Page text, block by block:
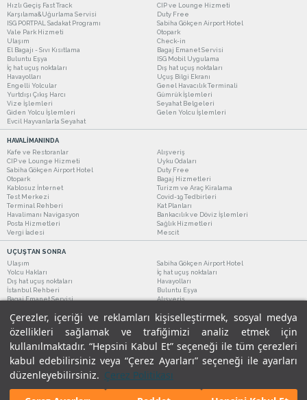
Çerezler, içeriği ve reklamları kişiselleştirmek, sosyal medya
özellikleri sağlamak ve trafiğimizi analiz etmek için
kullanılmaktadır. “Hepsini Kabul Et” seçeneği ile tüm çerezleri
kabul edebilirsiniz veya “Çerez Ayarları” seçeneği ile ayarları
düzenleyebilirsiniz. Çerez Politikası
Hızlı Geçiş Fast Track
CIP ve Lounge Hizmeti
Karşılama&Uğurlama Servisi
Duty Free
ISG PORTPAL Sadakat Programı
Sabiha Gökçen Airport Hotel
Vale Park Hizmeti
Otopark
Ulaşım
Check-in
El Bagajı - Sıvı Kısıtlama
Bagaj Emanet Servisi
Buluntu Eşya
ISG Mobil Uygulama
İç hat uçuş noktaları
Dış hat uçuş noktaları
Havayolları
Uçuş Bilgi Ekranı
Engelli Yolcular
Genel Havacılık Terminali
Yurtdışı Çıkış Harcı
Gümrük İşlemleri
Vize İşlemleri
Seyahat Belgeleri
Giden Yolcu İşlemleri
Gelen Yolcu İşlemleri
Evcil Hayvanlarla Seyahat
HAVALİMANINDA
Kafe ve Restoranlar
Alışveriş
CIP ve Lounge Hizmeti
Uyku Odaları
Sabiha Gökçen Airport Hotel
Duty Free
Otopark
Bagaj Hizmetleri
Kablosuz İnternet
Turizm ve Araç Kiralama
Test Merkezi
Covid-19 Tedbirleri
Terminal Rehberi
Kat Planları
Havalimanı Navigasyon
Bankacılık ve Döviz İşlemleri
Posta Hizmetleri
Sağlık Hizmetleri
Vergi İadesi
Mescit
UÇUŞTAN SONRA
Ulaşım
Sabiha Gökçen Airport Hotel
Yolcu Hakları
İç hat uçuş noktaları
Dış hat uçuş noktaları
Havayolları
İstanbul Rehberi
Buluntu Eşya
Bagaj Emanet Servisi
Alışveriş